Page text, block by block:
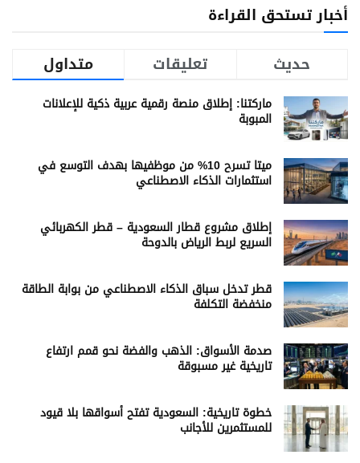
أخبار تستحق القراءة
متداول
تعليقات حديث
ماركتنا: إطلاق منصة رقمية عربية ذكية للإعلانات
المبوبة
ميتا تسرح 10% من موظفيها بهدف التوسع في
استثمارات الذكاء الاصطناعي
إطلاق مشروع قطار السعودية – قطر الكهربائي
السريع لربط الرياض بالدوحة
قطر تدخل سباق الذكاء الاصطناعي من بوابة الطاقة
منخفضة التكلفة
صدمة الأسواق: الذهب والفضة نحو قمم ارتفاع
تاريخية غير مسبوقة
خطوة تاريخية: السعودية تفتح أسواقها بلا قيود
للمستثمرين للأجانب